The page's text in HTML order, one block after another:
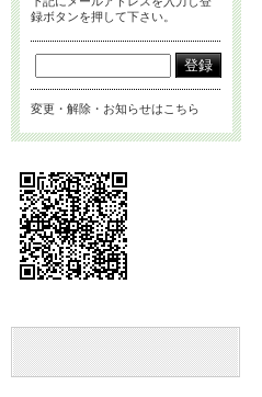
録ボタンを押して下さい。
変更・解除・お知らせはこちら